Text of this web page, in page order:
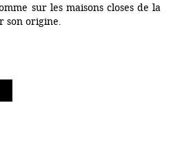
sur les maisons closes de la
son origine.